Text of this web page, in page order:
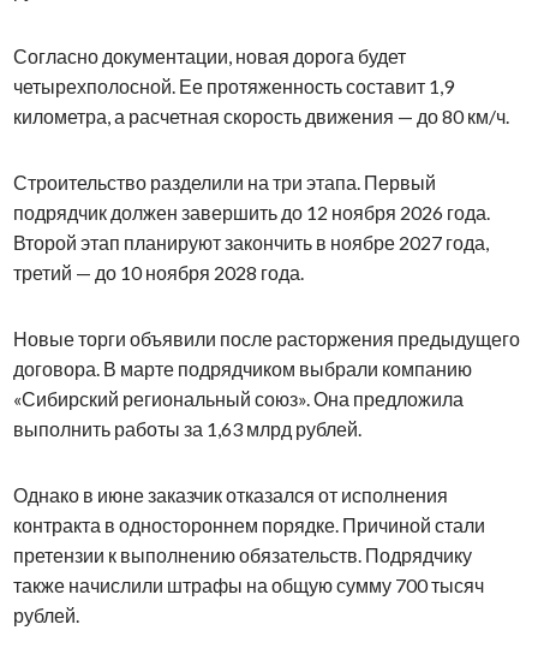
Согласно документации, новая дорога будет
четырехполосной. Ее протяженность составит 1,9
километра, а расчетная скорость движения — до 80 км/ч.
Строительство разделили на три этапа. Первый
подрядчик должен завершить до 12 ноября 2026 года.
Второй этап планируют закончить в ноябре 2027 года,
третий — до 10 ноября 2028 года.
Новые торги объявили после расторжения предыдущего
договора. В марте подрядчиком выбрали компанию
«Сибирский региональный союз». Она предложила
выполнить работы за 1,63 млрд рублей.
Однако в июне заказчик отказался от исполнения
контракта в одностороннем порядке. Причиной стали
претензии к выполнению обязательств. Подрядчику
также начислили штрафы на общую сумму 700 тысяч
рублей.